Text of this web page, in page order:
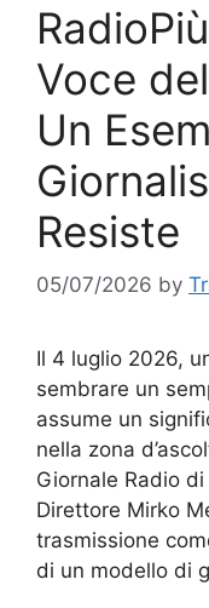
Voce
Un
Resiste
05/07/2026 by
Il 4 luglio 2026,
sembrare un
assume un
nella zona
Giornale Radio
Direttore Mirko
trasmissione
di un modello di